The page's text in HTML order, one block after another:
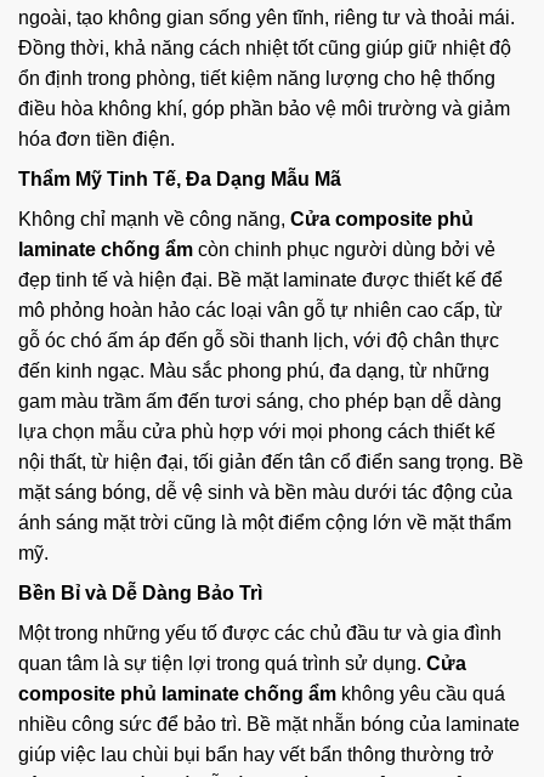
ngoài, tạo không gian sống yên tĩnh, riêng tư và thoải mái.
Đồng thời, khả năng cách nhiệt tốt cũng giúp giữ nhiệt độ
ổn định trong phòng, tiết kiệm năng lượng cho hệ thống
điều hòa không khí, góp phần bảo vệ môi trường và giảm
hóa đơn tiền điện.
Thẩm Mỹ Tinh Tế, Đa Dạng Mẫu Mã
Không chỉ mạnh về công năng, Cửa composite phủ
laminate chống ẩm còn chinh phục người dùng bởi vẻ
đẹp tinh tế và hiện đại. Bề mặt laminate được thiết kế để
mô phỏng hoàn hảo các loại vân gỗ tự nhiên cao cấp, từ
gỗ óc chó ấm áp đến gỗ sồi thanh lịch, với độ chân thực
đến kinh ngạc. Màu sắc phong phú, đa dạng, từ những
gam màu trầm ấm đến tươi sáng, cho phép bạn dễ dàng
lựa chọn mẫu cửa phù hợp với mọi phong cách thiết kế
nội thất, từ hiện đại, tối giản đến tân cổ điển sang trọng. Bề
mặt sáng bóng, dễ vệ sinh và bền màu dưới tác động của
ánh sáng mặt trời cũng là một điểm cộng lớn về mặt thẩm
mỹ.
Bền Bỉ và Dễ Dàng Bảo Trì
Một trong những yếu tố được các chủ đầu tư và gia đình
quan tâm là sự tiện lợi trong quá trình sử dụng. Cửa
composite phủ laminate chống ẩm không yêu cầu quá
nhiều công sức để bảo trì. Bề mặt nhẵn bóng của laminate
giúp việc lau chùi bụi bẩn hay vết bẩn thông thường trở